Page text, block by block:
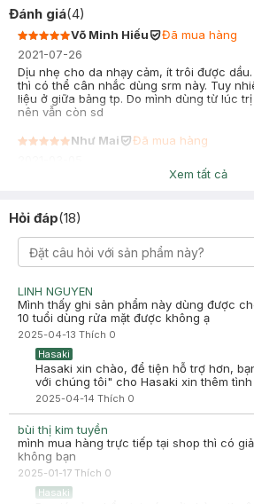
Đánh giá(4)
Võ Minh Hiếu
Đã mua hàng
2021-07-26
Dịu nhẹ cho da nhạy cảm, ít trôi được
thì có thể cân nhắc dùng srm này. Tuy
liệu ở giữa bảng tp. Do mình dùng từ lúc
nên vẫn còn sd
Như Mai
Đã mua hàng
sữa rửa mặt dịu nhẹ. rửa xong da k bị
Xem tất cả
Hỏi đáp(18)
LINH NGUYEN
Mình thấy ghi sản phẩm này dùng được
10 tuổi dùng rửa mặt được không ạ
2025-04-13 Thích 0
Hasaki
Hasaki xin chào, để tiện hỗ trợ hơn,
với chúng tôi" cho Hasaki xin thêm
2025-04-14 Thích 0
bùi thị kim tuyền
mình mua hàng trực tiếp tại shop thì có
không bạn
2025-01-17 Thích 0
Hasaki